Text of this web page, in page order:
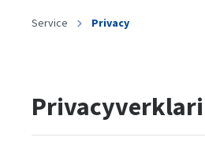
Service Privacy